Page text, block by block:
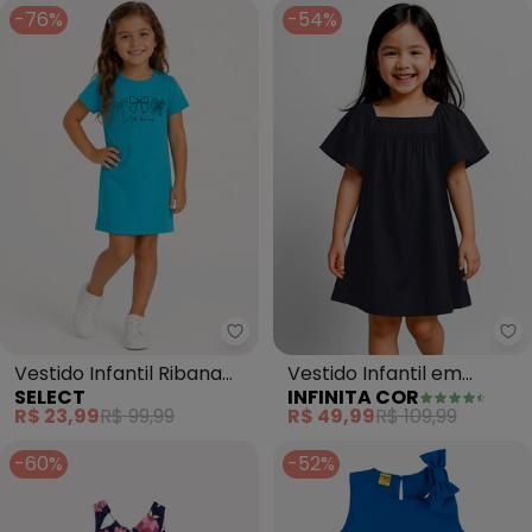
-76%
Select - Vestido Infantil Ribana
Vestido Infantil Ribana
Canelada e Estampa
(Azul)
SELECT
R$ 23,99R$ 99,99
-54%
Vestido Infantil em
Viscose (Azul)
INFINITA COR
R$ 49,99R$ 109,99
-60%
-52%